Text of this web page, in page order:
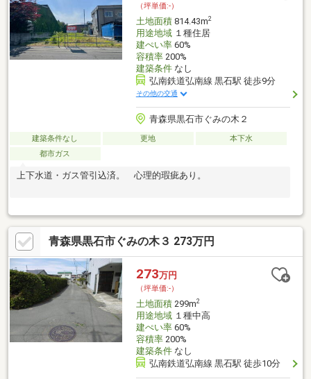
（坪単価:-）
土地面積814.43m2
用途地域１種住居
建ぺい率60%
容積率200%
建築条件なし
弘南鉄道弘南線 黒石駅 徒歩9分
その他の交通
青森県黒石市ぐみの木２
建築条件なし 更地
本下水
都市ガス
上下水道・ガス管引込済。 心理的瑕疵あり。
青森県黒石市ぐみの木３ 273万円
273万円
（坪単価:-）
土地面積299m2
用途地域１種中高
建ぺい率60%
容積率200%
建築条件なし
弘南鉄道弘南線 黒石駅 徒歩10分